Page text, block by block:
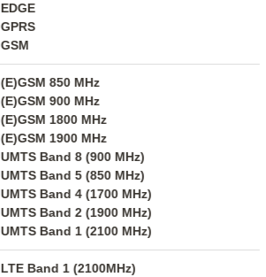
EDGE
GPRS
GSM
(E)GSM 850 MHz
(E)GSM 900 MHz
(E)GSM 1800 MHz
(E)GSM 1900 MHz
UMTS Band 8 (900 MHz)
UMTS Band 5 (850 MHz)
UMTS Band 4 (1700 MHz)
UMTS Band 2 (1900 MHz)
UMTS Band 1 (2100 MHz)
LTE Band 1 (2100MHz)